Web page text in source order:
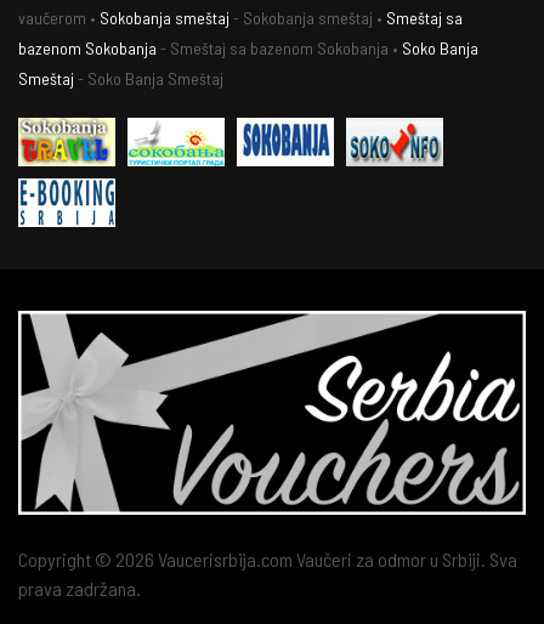
vaučerom • Sokobanja smeštaj - Sokobanja smeštaj • Smeštaj sa
bazenom Sokobanja - Smeštaj sa bazenom Sokobanja • Soko Banja
Smeštaj - Soko Banja Smeštaj
Copyright © 2026 Vaucerisrbija.com Vaučeri za odmor u Srbiji. Sva
prava zadržana.